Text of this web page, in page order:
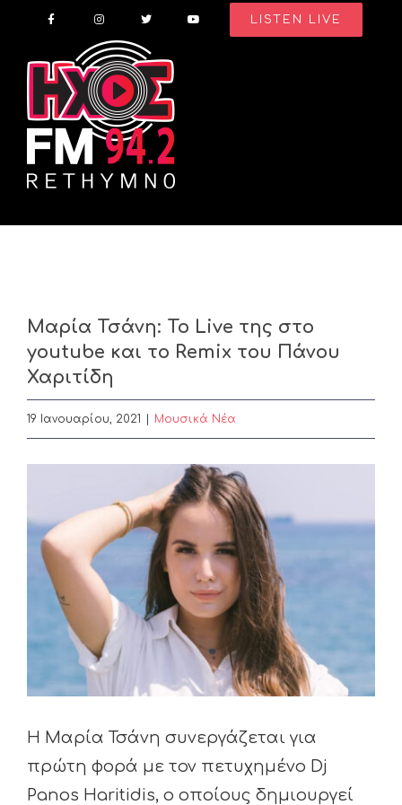
content
LISTEN LIVE
Μαρία Τσάνη: Το Live της στο
youtube και το Remix του Πάνου
Χαριτίδη
19 Ιανουαρίου, 2021 Μουσικά Νέα
Image
Η Μαρία Τσάνη συνεργάζεται για
πρώτη φορά με τον πετυχημένο Dj
Panos Haritidis, ο οποίους δημιουργεί